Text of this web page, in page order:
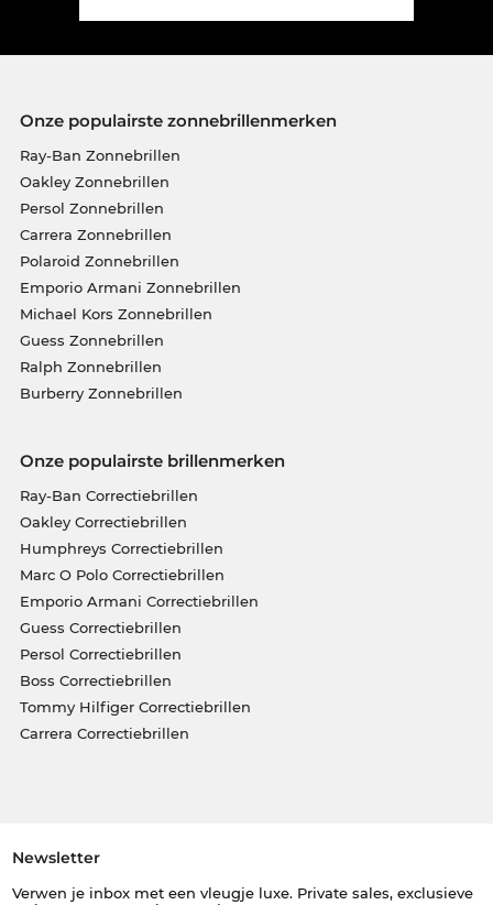
Onze populairste zonnebrillenmerken
Ray-Ban Zonnebrillen
Oakley Zonnebrillen
Persol Zonnebrillen
Carrera Zonnebrillen
Polaroid Zonnebrillen
Emporio Armani Zonnebrillen
Michael Kors Zonnebrillen
Guess Zonnebrillen
Ralph Zonnebrillen
Burberry Zonnebrillen
Onze populairste brillenmerken
Ray-Ban Correctiebrillen
Oakley Correctiebrillen
Humphreys Correctiebrillen
Marc O Polo Correctiebrillen
Emporio Armani Correctiebrillen
Guess Correctiebrillen
Persol Correctiebrillen
Boss Correctiebrillen
Tommy Hilfiger Correctiebrillen
Carrera Correctiebrillen
Newsletter
Verwen je inbox met een vleugje luxe. Private sales, exclusieve